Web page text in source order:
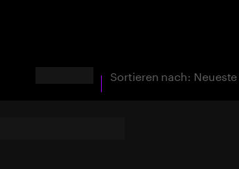
Sortieren nach: